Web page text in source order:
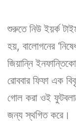
শুরুতে নিউ ইয়র্ক
হয়, বালোগনের
জিয়ান্নি
রোববার ফিফা এক
গোল করা ওই
জন্য স্থগিত করে।